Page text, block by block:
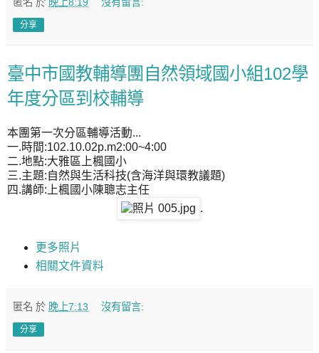
分享
臺中市國教輔導團自然領域國小組102學
年度分區到校輔導
本團第一次分區輔導活動...
一.時間:102.10.02p.m2:00~4:00
二.地點:大雅區上楓國小
三.主題:自然與生活科技(含海洋與環教議題)
四.講師:上楓國小陳聰志主任
.
更多照片
相關文件資料
匿名 於 晚上7:13 沒有留言:
分享